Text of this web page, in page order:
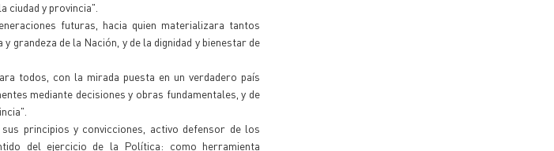
ciudad y provincia".
futuras, hacia quien materializara tantos
grandeza de la Nación, y de la dignidad y bienestar de
todos, con la mirada puesta en un verdadero país
mediante decisiones y obras fundamentales, y de
principios y convicciones, activo defensor de los
del ejercicio de la Política: como herramienta